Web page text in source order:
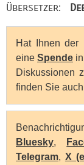
Übersetzer:
Hat Ihnen der
eine Spende
Diskussionen
finden Sie
Bluesky,
Telegram, X